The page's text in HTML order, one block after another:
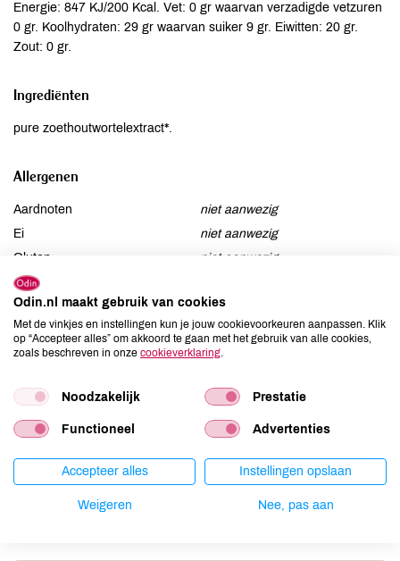
Energie: 847 KJ/200 Kcal. Vet: 0 gr waarvan verzadigde vetzuren
0 gr. Koolhydraten: 29 gr waarvan suiker 9 gr. Eiwitten: 20 gr.
Zout: 0 gr.
Ingrediënten
pure zoethoutwortelextract*.
Allergenen
Aardnoten
niet aanwezig
Ei
niet aanwezig
Gluten
niet aanwezig
Lactose
Lupine
niet aanwezig
Mosterd
niet aanwezig
Noten
niet aanwezig
Selderij
niet aanwezig
Sesam
niet aanwezig
niet aanwezig
Odin.nl maakt gebruik van cookies
Met de vinkjes en instellingen kun je jouw cookievoorkeuren aanpassen. Klik
op “Accepteer alles” om akkoord te gaan met het gebruik van alle cookies,
zoals beschreven in onze cookieverklaring.
Noodzakelijk Prestatie
Functioneel Advertenties
Accepteer alles Instellingen opslaan
Weigeren Nee, pas aan